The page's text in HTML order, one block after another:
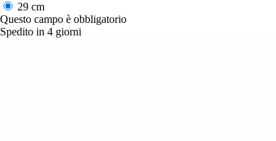
29 cm
Questo campo è obbligatorio
Spedito in 4 giorni